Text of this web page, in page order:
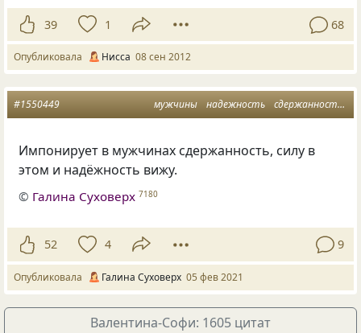
39 1 68
Опубликовала Нисса 08 сен 2012
мужчины надежность сдержанность
#1550449
Импонирует в мужчинах сдержанность, силу в
этом и надёжность вижу.
© Галина Суховерх 7180
52 4 9
Опубликовала Галина Суховерх 05 фев 2021
Валентина-Софи: 1605 цитат